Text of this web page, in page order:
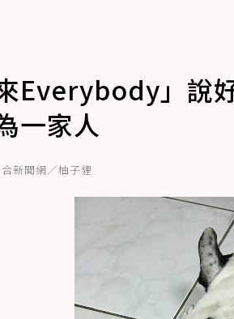
來Everybody」說
一家人
新聞網／柚子貍